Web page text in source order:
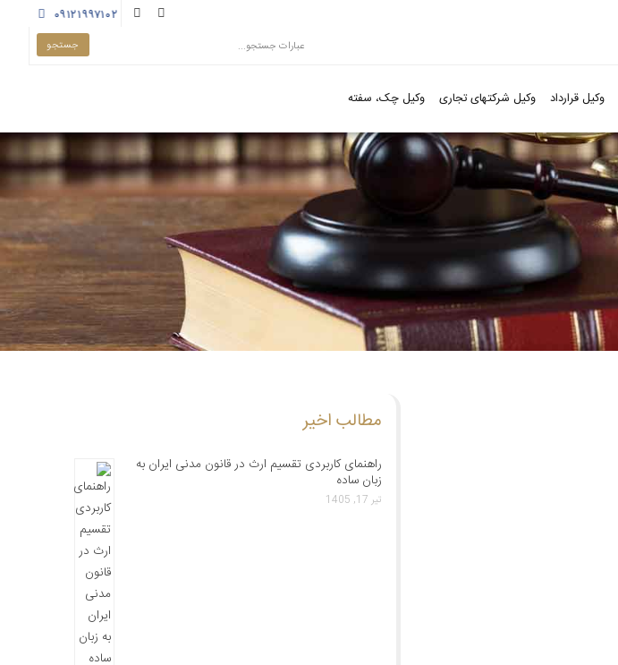
۰۹۱۲۱۹۹۷۱۰۲
وکیل قرارداد وکیل شرکتهای تجاری وکیل چک، سفته
مطالب اخیر
راهنمای کاربردی تقسیم ارث در قانون مدنی ایران به
زبان ساده
تیر 17, 1405